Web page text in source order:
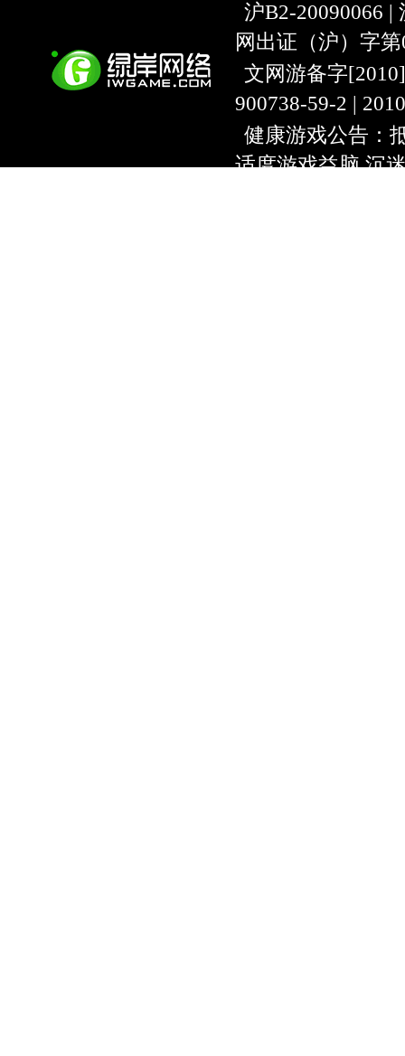
沪B2-20090066 |
网出证（沪）字
文网游备字
900738-59-2 |
健康游戏公告：
适度游戏益脑 沉